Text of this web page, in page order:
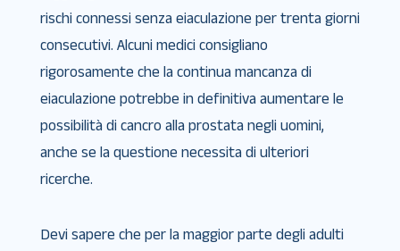
rischi connessi senza eiaculazione per trenta giorni
consecutivi. Alcuni medici consigliano
rigorosamente che la continua mancanza di
eiaculazione potrebbe in definitiva aumentare le
possibilità di cancro alla prostata negli uomini,
anche se la questione necessita di ulteriori
ricerche.
Devi sapere che per la maggior parte degli adulti